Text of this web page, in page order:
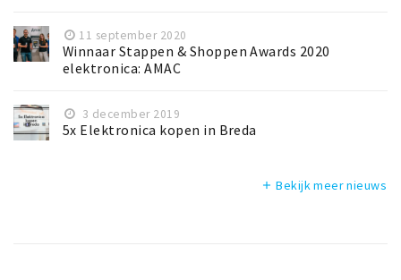
11 september 2020
Winnaar Stappen & Shoppen Awards 2020
elektronica: AMAC
3 december 2019
5x Elektronica kopen in Breda
add Bekijk meer nieuws